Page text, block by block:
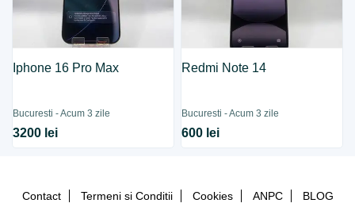
Iphone 16 Pro Max
Bucuresti - Acum 3 zile
3200 lei
Redmi Note 14
Bucuresti - Acum 3 zile
600 lei
Contact Termeni si Conditii Cookies ANPC BLOG